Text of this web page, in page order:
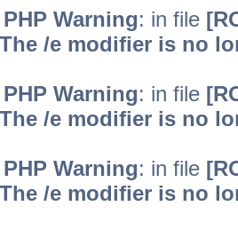
Warning: in file
/e modifier is no
Warning: in file
/e modifier is no
Warning: in file
/e modifier is no